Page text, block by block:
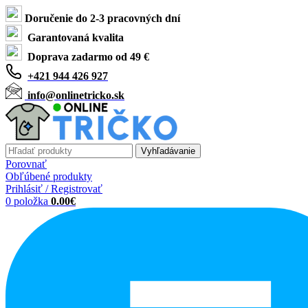
Doručenie do 2-3 pracovných dní
Garantovaná kvalita
Doprava zadarmo od 49 €
+421 944 426 927
info@onlinetricko.sk
Vyhľadávanie
Porovnať
Obľúbené produkty
Prihlásiť / Registrovať
0 položka 0.00€